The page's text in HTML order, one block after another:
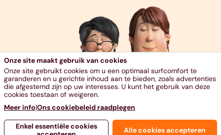
Onze site maakt gebruik van cookies
Onze site gebruikt cookies om u een optimaal surfcomfort te
garanderen en u gerichte inhoud aan te bieden, zoals advertenties
die afgestemd zijn op uw interesses. U kunt het gebruik van deze
cookies toestaan of weigeren.
Alle cookies accepteren
Enkel essentiële cookies
Meer info|Ons cookiebeleid raadplegen